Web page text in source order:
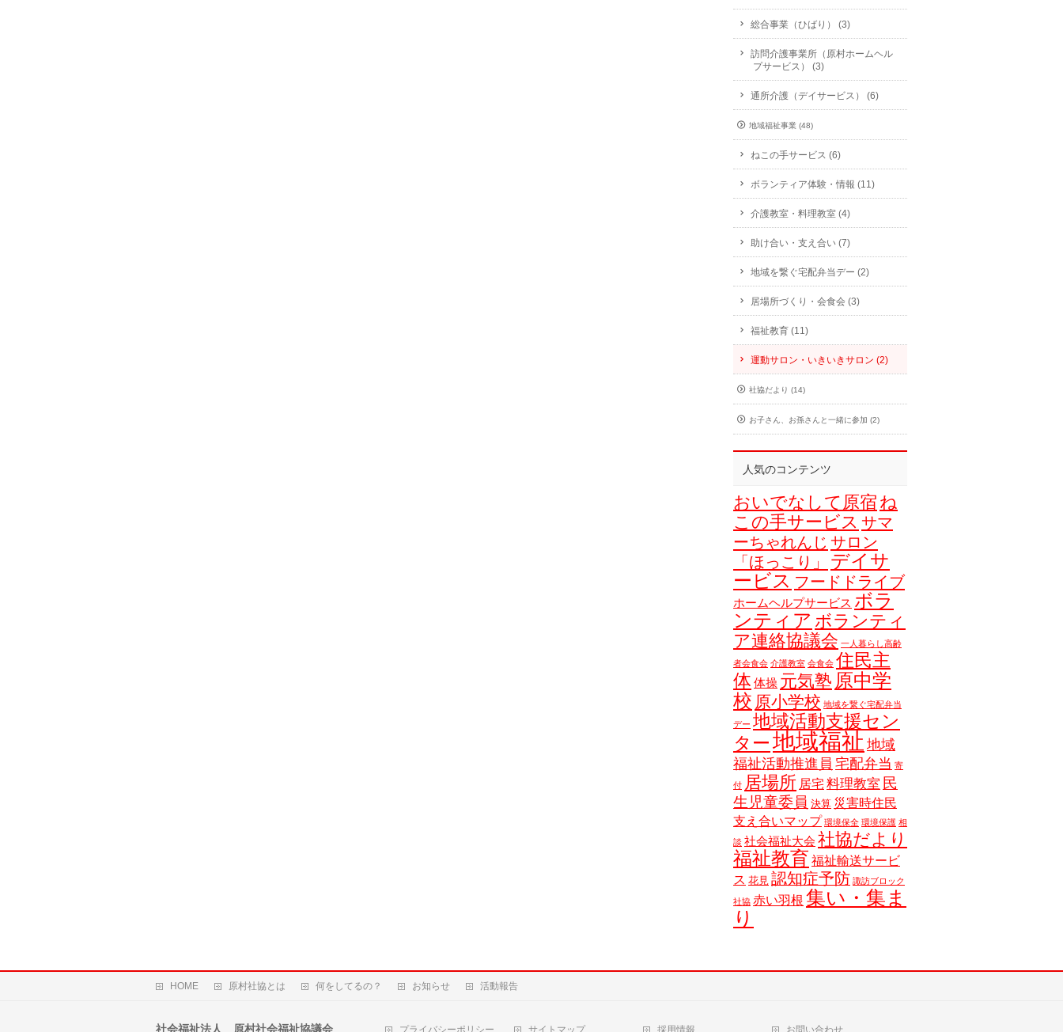
総合事業（ひばり） (3)
訪問介護事業所（原村ホームヘル
プサービス） (3)
通所介護（デイサービス） (6)
地域福祉事業 (48)
ねこの手サービス (6)
ボランティア体験・情報 (11)
介護教室・料理教室 (4)
助け合い・支え合い (7)
地域を繋ぐ宅配弁当デー (2)
居場所づくり・会食会 (3)
福祉教育 (11)
運動サロン・いきいきサロン (2)
社協だより (14)
お子さん、お孫さんと一緒に参加 (2)
人気のコンテンツ
おいでなして原宿 ね
この手サービス サマ
ーちゃれんじ サロン
「ほっこり」
デイサ
ービス フードドライブ
ホームヘルプサービス ボラ
ンティア ボランティ
ア連絡協議会 一人暮らし高齢
者会食会 介護教室 会食会 住民主
体 体操 元気塾 原中学
校 原小学校 地域を繋ぐ宅配弁当
デー 地域活動支援セン
ター地域福祉 地域
福祉活動推進員 宅配弁当 寄
付 居場所 居宅 料理教室 民
生児童委員 決算 災害時住民
支え合いマップ 環境保全 環境保護 相
談 社会福祉大会 社協だより
福祉教育 福祉輸送サービ
ス 花見 認知症予防 諏訪ブロック
社協 赤い羽根 集い・集ま
り
HOME 原村社協とは 何をしてるの？ お知らせ 活動報告
社会福祉法人 原村社会福祉協議会 プライバシーポリシー サイトマップ 採用情報 お問い合わせ